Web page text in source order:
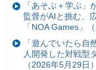
「あそぶ＋学ぶ
監督がAIと挑む、
「NOA Games」
「遊んでいたら
人開発した対戦型
（2026年5月29日）